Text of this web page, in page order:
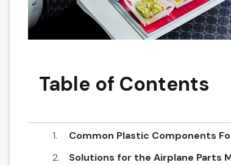
Table of Contents
Common Plastic Components
Solutions for the Airplane Parts